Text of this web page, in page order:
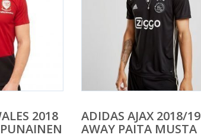
2018
ADIDAS AJAX 2018/19
AWAY PAITA MUSTA